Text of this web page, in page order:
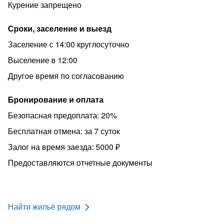
после уборки, если были соблюдены правила
бережно относиться к имуществу.
Заезд в 14:00 Выезд 12:00
Иные часы оговариваются письменно.
Курение запрещено
Сроки, заселение и выезд
Заселение с 14:00 круглосуточно
Выселение в 12:00
Другое время по согласованию
Бронирование и оплата
Безопасная предоплата: 20%
Бесплатная отмена: за 7 суток
Залог на время заезда: 5000 ₽
Предоставляются отчетные документы
Найти жильё рядом